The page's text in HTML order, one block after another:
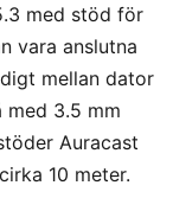
med stöd för
vara anslutna
mellan dator
med 3.5 mm
Auracast
10 meter.